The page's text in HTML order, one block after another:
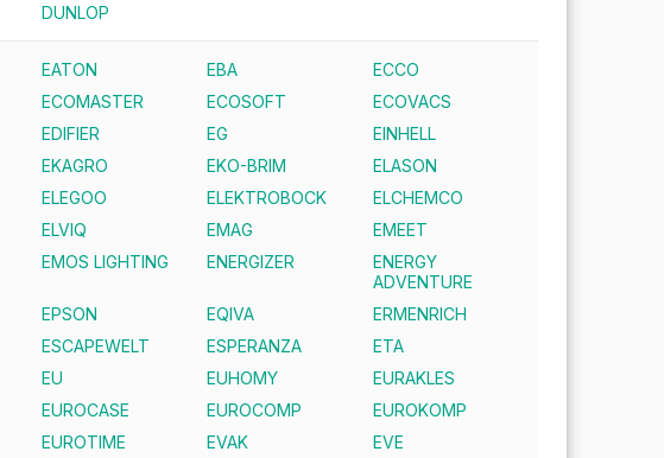
DUNLOP
EATON EBA
ECCO
ECOMASTER ECOSOFT
ECOVACS
EDIFIER EG
EINHELL
EKAGRO EKO-BRIM
ELASON
ELEGOO ELEKTROBOCK
ELCHEMCO
ELVIQ EMAG
EMEET
EMOS LIGHTING ENERGIZER
ENERGY
ADVENTURE
EPSON EQIVA
ERMENRICH
ESCAPEWELT ESPERANZA
ETA
EU EUHOMY
EURAKLES
EUROCASE EUROCOMP
EUROKOMP
EUROTIME EVAK
EVE